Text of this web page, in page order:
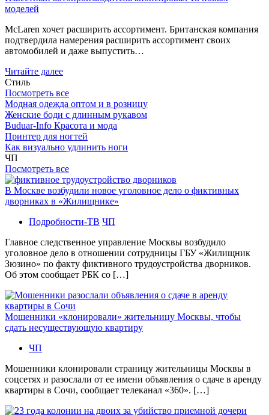
моделей
McLaren хочет расширить ассортимент. Британская компания
подтвердила намерения расширить ассортимент своих
автомобилей и даже выпустить…
Читайте далее
Стиль
Посмотреть все
Модная одежда оптом и в розницу
Женские боди с длинным рукавом
Buduar-Info Красота и мода
Принтер для ногтей
Как визуально удлинить ноги
ЧП
Посмотреть все
В Москве возбудили новое уголовное дело о фиктивных
дворниках в «Жилищнике»
Подробности-ТВ ЧП
Главное следственное управление Москвы возбудило
уголовное дело в отношении сотрудницы ГБУ «Жилищник
Зюзино» по факту фиктивного трудоустройства дворников.
Об этом сообщает РБК со […]
Мошенники «клонировали» жительницу Москвы, чтобы
сдать несуществующую квартиру
ЧП
Мошенники клонировали страницу жительницы Москвы в
соцсетях и разослали от ее имени объявления о сдаче в аренду
квартиры в Сочи, сообщает телеканал «360». […]